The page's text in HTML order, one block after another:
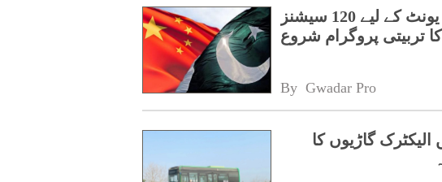
پنجاب کے اسپیشل پروٹیکشن یونٹ کے لیے 120 سیشنز
تربیتی پروگرام شروع
By Gwadar Pro
گاڑیوں کا